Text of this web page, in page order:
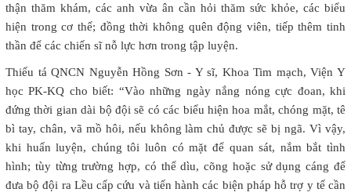
thận thăm khám, các anh vừa ân cần hỏi thăm sức khỏe, các biểu
hiện trong cơ thể; đồng thời không quên động viên, tiếp thêm tinh
thần để các chiến sĩ nỗ lực hơn trong tập luyện.
Thiếu tá QNCN Nguyễn Hồng Sơn - Y sĩ, Khoa Tim mạch, Viện Y
học PK-KQ cho biết: “Vào những ngày nắng nóng cực đoan, khi
đứng thời gian dài bộ đội sẽ có các biểu hiện hoa mắt, chóng mặt, tê
bì tay, chân, vã mồ hôi, nếu không làm chủ được sẽ bị ngã. Vì vậy,
khi huấn luyện, chúng tôi luôn có mặt để quan sát, nắm bắt tình
hình; tùy từng trường hợp, có thể dìu, cõng hoặc sử dụng cáng để
đưa bộ đội ra Lều cấp cứu và tiến hành các biện pháp hỗ trợ y tế cần